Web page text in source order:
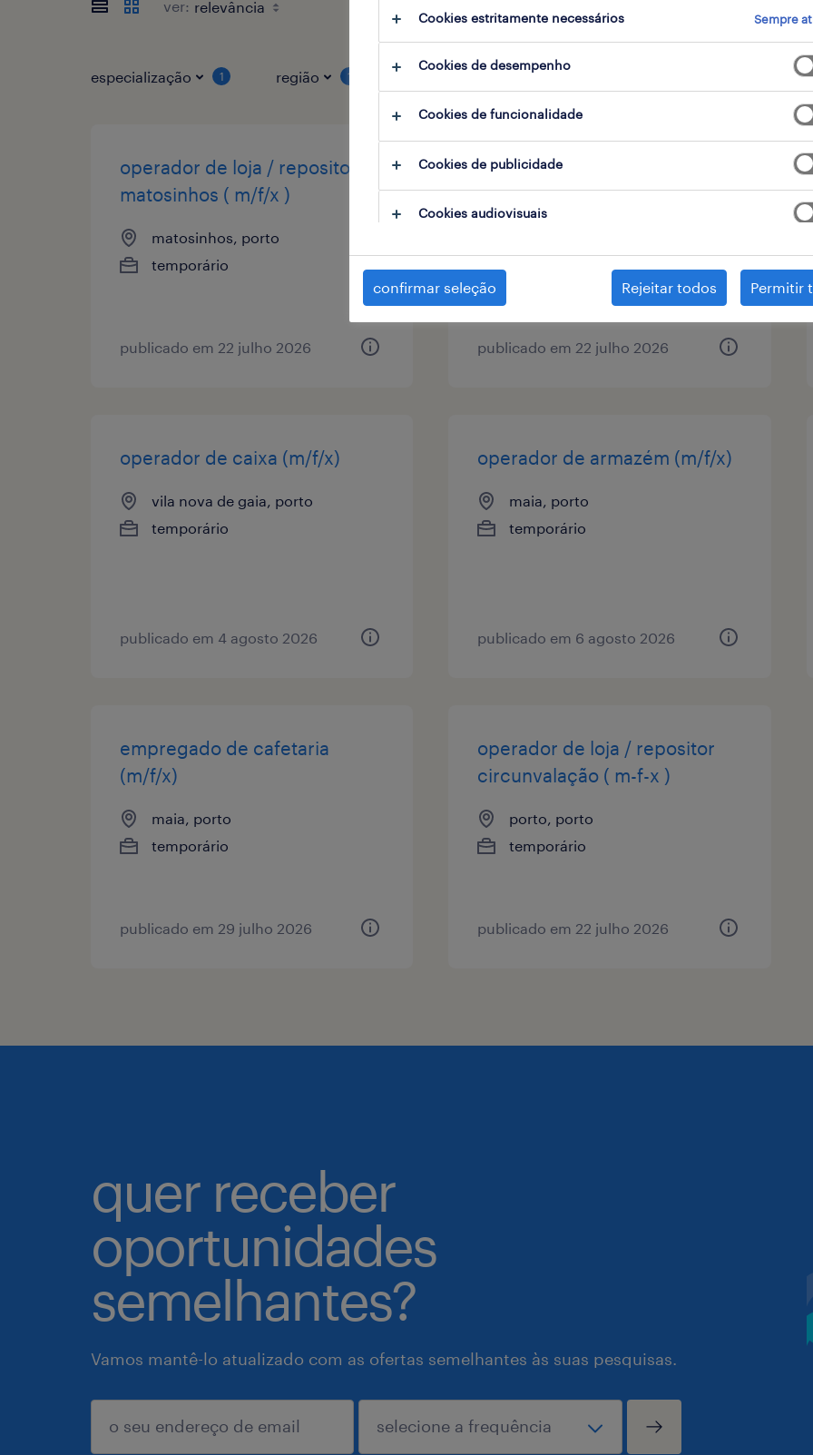
ver:
especialização 1 região 1
operador de loja / repositor
matosinhos ( m/f/x )
matosinhos, porto
temporário
publicado em 22 julho 2026
operador de loja / repositor
gaia ( m-f-x )
publicado em 22 julho 2026
operador de caixa (m/f/x)
vila nova de gaia, porto
temporário
publicado em 4 agosto 2026
operador de armazém (m/f/x)
maia, porto
temporário
publicado em 6 agosto 2026
empregado de cafetaria
(m/f/x)
maia, porto
temporário
publicado em 29 julho 2026
operador de loja / repositor
circunvalação ( m-f-x )
porto, porto
temporário
publicado em 22 julho 2026
quer receber
oportunidades
semelhantes?
Vamos mantê-lo atualizado com as ofertas semelhantes às suas pesquisas.
Cookies estritamente necessários Sempre
Cookies de desempenho
Cookies de funcionalidade
Cookies de publicidade
Cookies audiovisuais
confirmar seleção Rejeitar todos Permitir